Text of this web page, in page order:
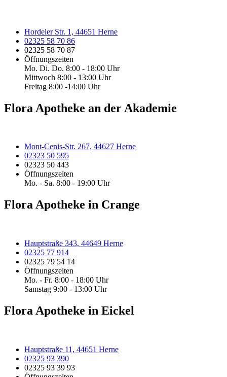
Hordeler Str. 1, 44651 Herne
02325 58 70 86
02325 58 70 87
Öffnungszeiten
Mo. Di. Do. 8:00 - 18:00 Uhr
Mittwoch 8:00 - 13:00 Uhr
Freitag 8:00 -14:00 Uhr
Flora Apotheke an der Akademie
Mont-Cenis-Str. 267, 44627 Herne
02323 50 595
02323 50 443
Öffnungszeiten
Mo. - Sa. 8:00 - 19:00 Uhr
Flora Apotheke in Crange
Hauptstraße 343, 44649 Herne
02325 77 914
02325 79 54 14
Öffnungszeiten
Mo. - Fr. 8:00 - 18:00 Uhr
Samstag 9:00 - 13:00 Uhr
Flora Apotheke in Eickel
Hauptstraße 11, 44651 Herne
02325 93 390
02325 93 39 93